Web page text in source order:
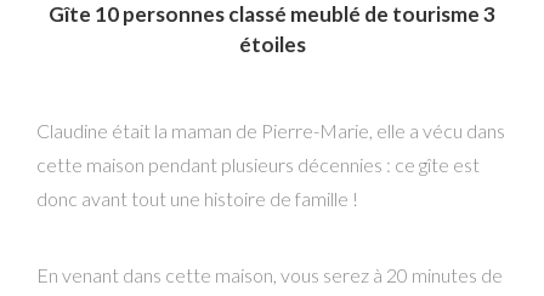
Gîte 10 personnes classé meublé de tourisme 3
étoiles
Claudine était la maman de Pierre-Marie, elle a vécu dans
cette maison pendant plusieurs décennies : ce gîte est
donc avant tout une histoire de famille !
En venant dans cette maison, vous serez à 20 minutes de